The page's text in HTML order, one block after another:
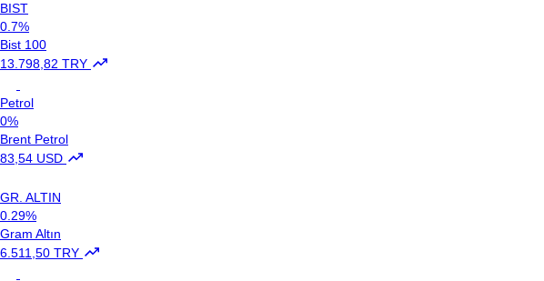
BIST
0.7%
Bist 100
13.798,82 TRY
Petrol
0%
Brent Petrol
83,54 USD
GR. ALTIN
0.29%
Gram Altın
6.511,50 TRY